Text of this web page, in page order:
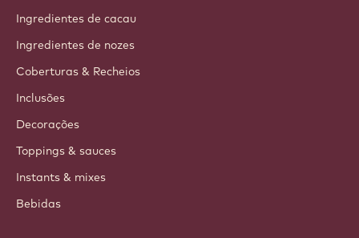
Ingredientes de cacau
Ingredientes de nozes
Coberturas & Recheios
Inclusões
Decorações
Toppings & sauces
Instants & mixes
Bebidas